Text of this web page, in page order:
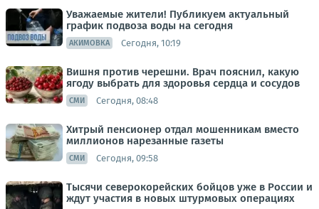
Уважаемые жители! Публикуем актуальный
график подвоза воды на сегодня
АКИМОВКА Сегодня, 10:19
Вишня против черешни. Врач пояснил, какую
ягоду выбрать для здоровья сердца и сосудов
СМИ Сегодня, 08:48
Хитрый пенсионер отдал мошенникам вместо
миллионов нарезанные газеты
СМИ Сегодня, 09:58
Тысячи северокорейских бойцов уже в России и
ждут участия в новых штурмовых операциях